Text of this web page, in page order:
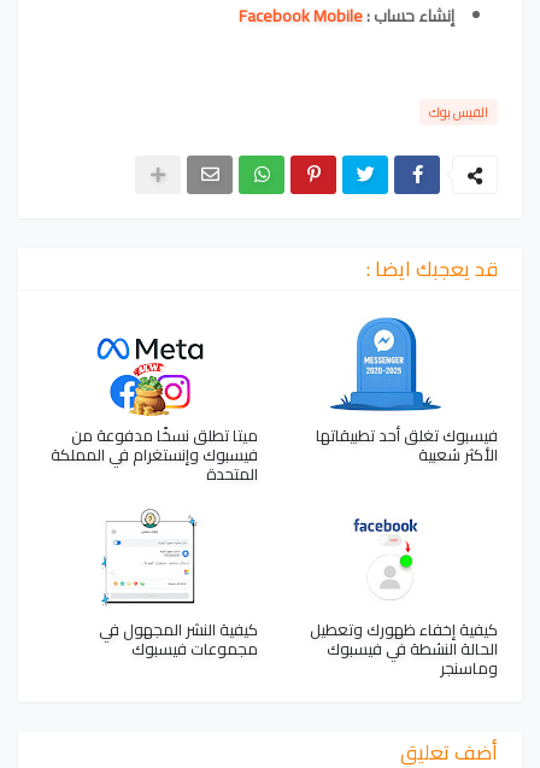
إنشاء حساب :Facebook Mobile
الفيس بوك
قد يعجبك ايضا :
فيسبوك تغلق أحد تطبيقاتها
الأكثر شعبية
ميتا تطلق نسخًا مدفوعة من
فيسبوك وإنستغرام في المملكة
المتحدة
كيفية إخفاء ظهورك وتعطيل
الحالة النشطة في فيسبوك
وماسنجر
كيفية النشر المجهول في
مجموعات فيسبوك
أضف تعليق